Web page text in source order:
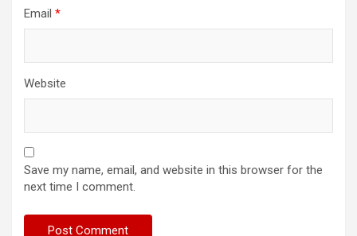
Email *
Website
Save my name, email, and website in this browser for the
next time I comment.